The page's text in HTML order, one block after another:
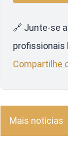
🔗 Junte-se
profissionais
Compartilhe
Mais notícias